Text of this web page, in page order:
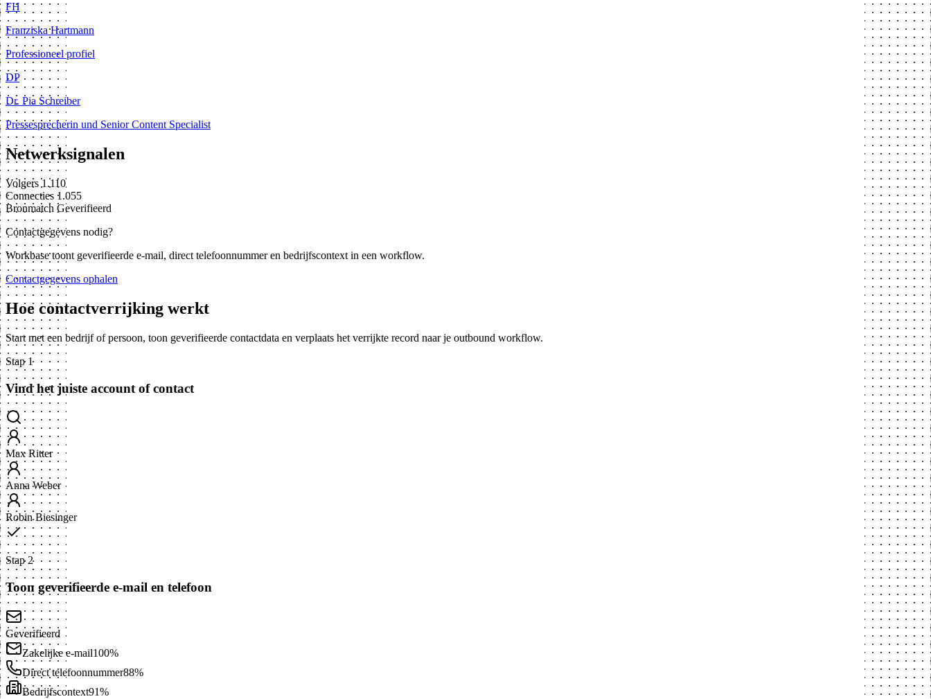
FH
Franziska Hartmann
Professioneel profiel
DP
Dr. Pia Schreiber
Pressesprecherin und Senior Content Specialist
Netwerksignalen
Volgers 1.110
Connecties 1.055
Bronmatch Geverifieerd
Contactgegevens nodig?
Workbase toont geverifieerde e-mail, direct telefoonnummer en bedrijfscontext in een workflow.
Contactgegevens ophalen
Hoe contactverrijking werkt
Start met een bedrijf of persoon, toon geverifieerde contactdata en verplaats het verrijkte record naar je outbound workflow.
Stap 1
Vind het juiste account of contact
Max Ritter
Anna Weber
Robin Biesinger
Stap 2
Toon geverifieerde e-mail en telefoon
Geverifieerd
Zakelijke e-mail100%
Direct telefoonnummer88%
Bedrijfscontext91%